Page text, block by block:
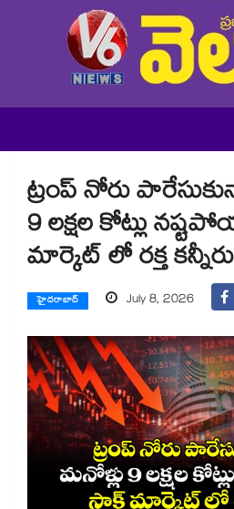
ట్రంప్ నోరు
9 లక్షల కోట్లు
మార్కెట్ లో రక్త కన్నీరు
హైదరాబాద్ July 8, 2026